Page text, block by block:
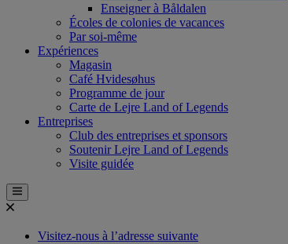
Enseigner à Båldalen
Écoles de colonies de vacances
Par soi-même
Expériences
Magasin
Café Hvidesøhus
Programme de jour
Carte de Lejre Land of Legends
Entreprises
Club des entreprises et sponsors
Soutenir Lejre Land of Legends
Visite guidée
Visitez-nous à l’adresse suivante